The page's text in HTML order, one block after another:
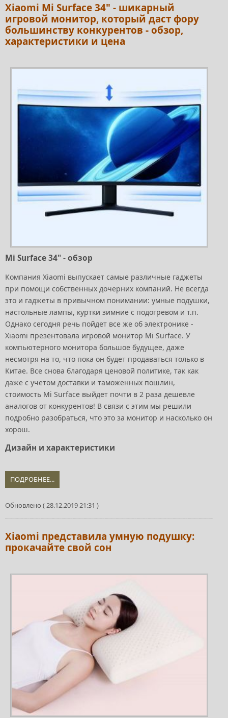
Xiaomi Mi Surface 34" - шикарный
игровой монитор, который даст фору
большинству конкурентов - обзор,
характеристики и цена
Mi Surface 34" - обзор
Компания Xiaomi выпускает самые различные гаджеты
при помощи собственных дочерних компаний. Не всегда
это и гаджеты в привычном понимании: умные подушки,
настольные лампы, куртки зимние с подогревом и т.п.
Однако сегодня речь пойдет все же об электронике -
Xiaomi презентовала игровой монитор Mi Surface. У
компьютерного монитора большое будущее, даже
несмотря на то, что пока он будет продаваться только в
Китае. Все снова благодаря ценовой политике, так как
даже с учетом доставки и таможенных пошлин,
стоимость Mi Surface выйдет почти в 2 раза дешевле
аналогов от конкурентов! В связи с этим мы решили
подробно разобраться, что это за монитор и насколько он
хорош.
Дизайн и характеристики
ПОДРОБНЕЕ...
Обновлено ( 28.12.2019 21:31 )
Xiaomi представила умную подушку:
прокачайте свой сон